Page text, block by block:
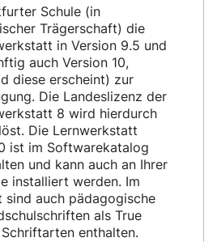
Schule (in
Trägerschaft) die
in Version 9.5 und
auch Version 10,
diese erscheint) zur
Die Landeslizenz der
8 wird hierdurch
Die Lernwerkstatt
ist im Softwarekatalog
und kann auch an Ihrer
installiert werden. Im
sind auch pädagogische
als True
enthalten.